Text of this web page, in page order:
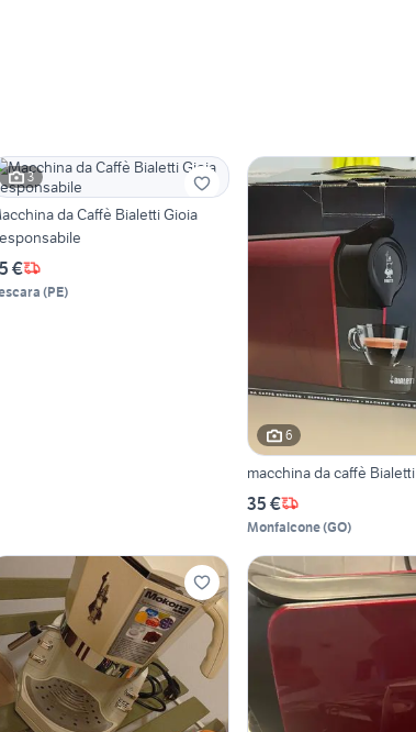
3
da Caffè Bialetti Gioia
€
(PE)
6
macchina da caffè Bialetti
35 €
Monfalcone(GO)